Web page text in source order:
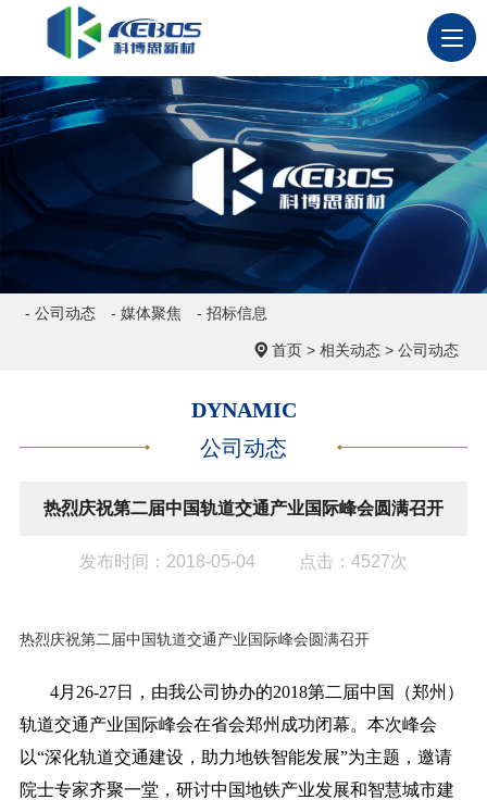
- 公司动态 - 媒体聚焦 - 招标信息
首页> 相关动态> 公司动态
DYNAMIC
公司动态
热烈庆祝第二届中国轨道交通产业国际峰会圆满召开
发布时间：2018-05-04 点击：4527次
热烈庆祝第二届中国轨道交通产业国际峰会圆满召开
4月26-27日，由我公司协办的2018第二届中国（郑州）
轨道交通产业国际峰会在省会郑州成功闭幕。本次峰会
以“深化轨道交通建设，助力地铁智能发展”为主题，邀请
院士专家齐聚一堂，研讨中国地铁产业发展和智慧城市建